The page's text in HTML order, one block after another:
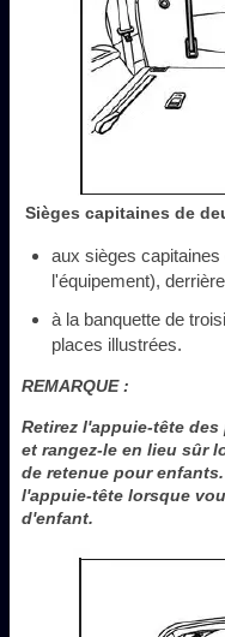
Sièges capitaines de
aux sièges
l'équipement),
à la banquette de
places illustrées.
REMARQUE :
Retirez l'appuie-tête
et rangez-le en lieu sûr
de retenue pour
l'appuie-tête lorsque
d'enfant.